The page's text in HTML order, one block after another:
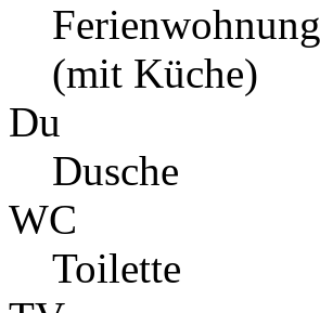
Ferienwohnung
(mit Küche)
Du
Dusche
WC
Toilette